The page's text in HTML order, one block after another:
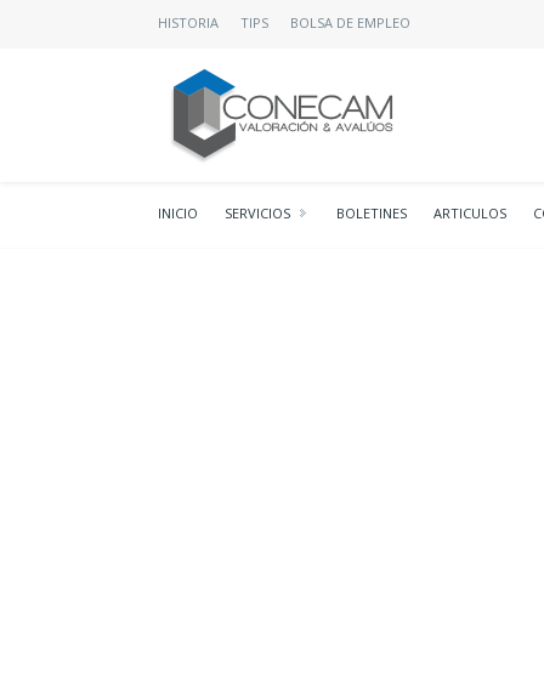
HISTORIA TIPS BOLSA DE EMPLEO
INICIO SERVICIOS BOLETINES ARTICULOS